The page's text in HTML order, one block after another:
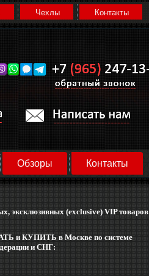
Чехлы Контакты
Обзоры Контакты
эксклюзивных (exclusive) VIP товаров
и КУПИТЬ в Москвепо системе
и СНГ: